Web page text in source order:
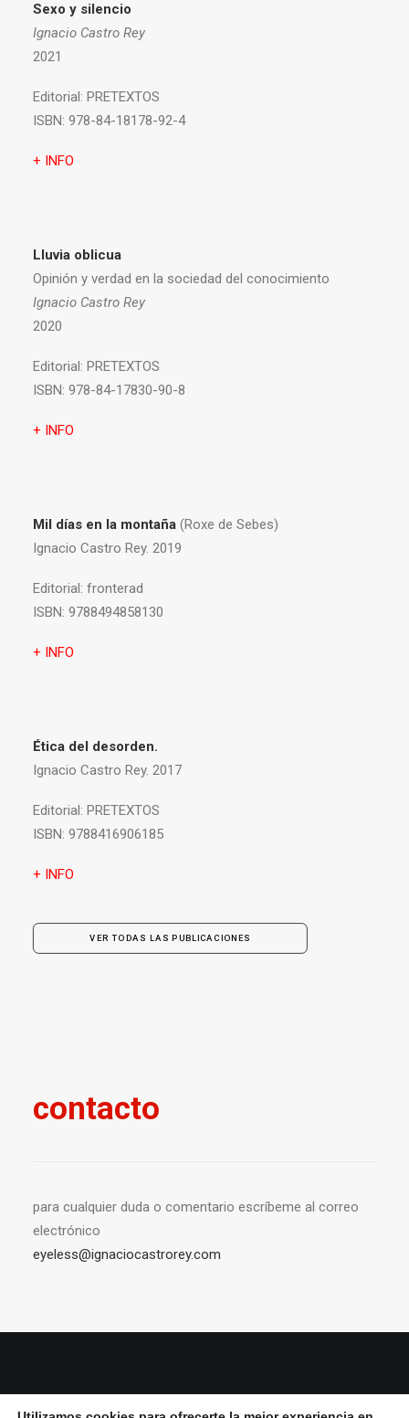
Sexo y silencio
Ignacio Castro Rey
2021
Editorial: PRETEXTOS
ISBN: 978-84-18178-92-4
+ INFO
Lluvia oblicua
Opinión y verdad en la sociedad del conocimiento
Ignacio Castro Rey
2020
Editorial: PRETEXTOS
ISBN: 978-84-17830-90-8
+ INFO
Mil días en la montaña (Roxe de Sebes)
Ignacio Castro Rey. 2019
Editorial: fronterad
ISBN: 9788494858130
+ INFO
Ética del desorden.
Ignacio Castro Rey. 2017
Editorial: PRETEXTOS
ISBN: 9788416906185
+ INFO
VER TODAS LAS PUBLICACIONES
contacto
para cualquier duda o comentario escríbeme al correo
electrónico
eyeless@ignaciocastrorey.com